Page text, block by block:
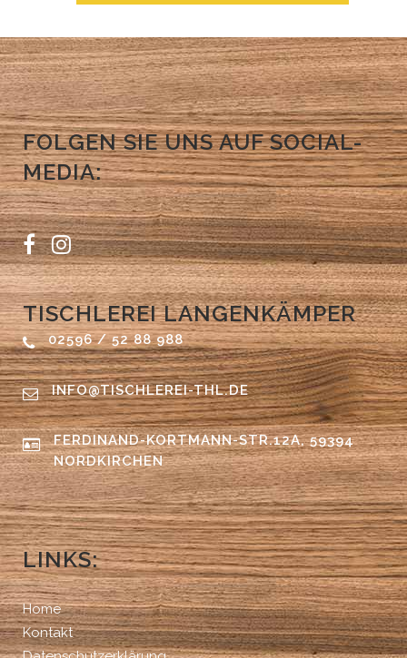
FOLGEN SIE UNS AUF SOCIAL-
MEDIA:
TISCHLEREI LANGENKÄMPER
02596 / 52 88 988
INFO@TISCHLEREI-THL.DE
FERDINAND-KORTMANN-STR.12A, 59394
NORDKIRCHEN
LINKS:
Home
Kontakt